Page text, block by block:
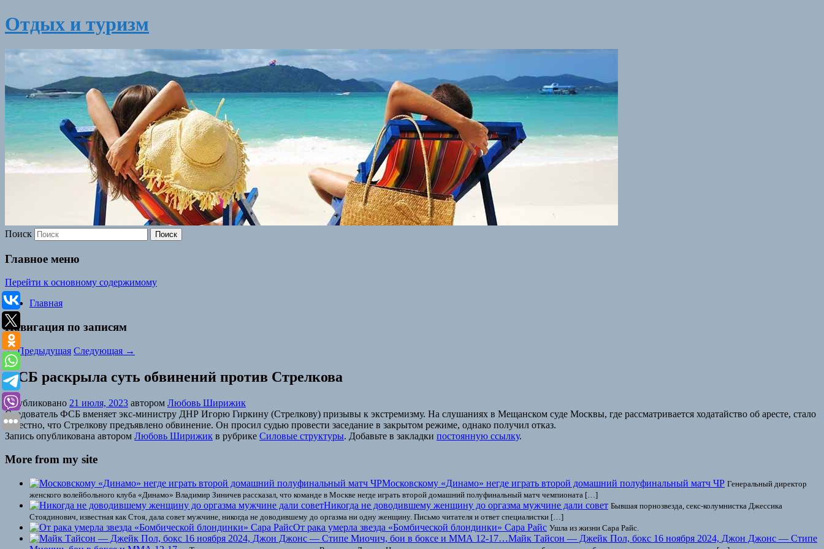
Отдых и туризм
Поиск
Главное меню
Перейти к основному содержимому
Главная
Навигация по записям
←Предыдущая Следующая →
ФСБ раскрыла суть обвинений против Стрелкова
Опубликовано 21 июля, 2023 автором Любовь Ширижик
Следователь ФСБ вменяет экс-министру ДНР Игорю Гиркину (Стрелкову) призывы к экстремизму. На слушаниях в Мещанском суде Москвы, где рассматривается ходатайство об аресте, стало
известно, что Стрелкову предъявлено обвинение. Он просил судью провести заседание в закрытом режиме, однако получил отказ.
Запись опубликована автором Любовь Ширижик в рубрике Силовые структуры. Добавьте в закладки постоянную ссылку.
More from my site
Московскому «Динамо» негде играть второй домашний полуфинальный матч ЧР Генеральный директор
женского волейбольного клуба «Динамо» Владимир Зиничев рассказал, что команде в Москве негде играть второй домашний полуфинальный матч чемпионата […]
Никогда не доводившему женщину до оргазма мужчине дали совет Бывшая порнозвезда, секс-колумнистка Джессика
Стоядинович, известная как Стоя, дала совет мужчине, никогда не доводившему до оргазма ни одну женщину. Письмо читателя и ответ специалистки […]
От рака умерла звезда «Бомбической блондинки» Сара Райс Ушла из жизни Сара Райс.
Майк Тайсон — Джейк Пол, бокс 16 ноября 2024, Джон Джонс — Стипе